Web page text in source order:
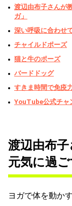
渡辺由布子さんが
ガ」
深い呼吸に合わせ
チャイルドポーズ
猫と牛のポーズ
バードドッグ
すきま時間で免疫
YouTube公式チャ
渡辺由布
元気に過ご
ヨガで体を動か